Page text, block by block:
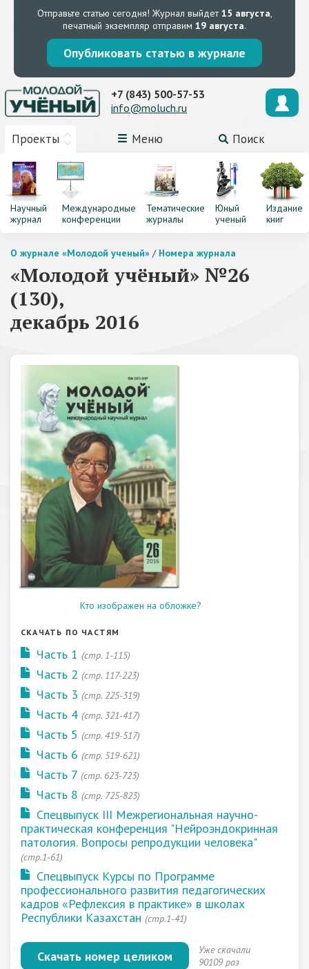
Отправьте статью сегодня! Журнал выйдет15 августа,
печатный экземпляр отправим 19 августа.
Опубликовать статью в журнале
Проекты Меню Поиск
+7 (843) 500-57-53
info@moluch.ru
Научный
журнал
Международные
конференции
Тематические
журналы
Юный
ученый
Издание
книг
О журнале «Молодой ученый» / Номера журнала
«Молодой учёный» №26
(130),
декабрь 2016
Кто изображен на обложке?
СКАЧАТЬ ПО ЧАСТЯМ
Часть 1 (стр. 1-115)
Часть 2 (cтр. 117-223)
Часть 3 (cтр. 225-319)
Часть 4 (cтр. 321-417)
Часть 5 (стр. 419-517)
Часть 6 (cтр. 519-621)
Часть 7 (cтр. 623-723)
Часть 8 (cтр. 725-823)
Спецвыпуск III Межрегиональная научно-
практическая конференция "Нейроэндокринная
патология. Вопросы репродукции человека"
(стр.1-61)
Спецвыпуск Курсы по Программе
профессионального развития педагогических
кадров «Рефлексия в практике» в школах
Республики Казахстан (стр.1-41)
Скачать номер целиком
Уже скачали
90109 раз